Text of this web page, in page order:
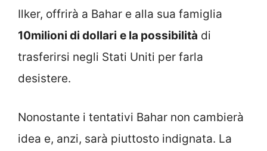
Ilker, offrirà a Bahar e alla sua famiglia
10milioni di dollari e la possibilità di
trasferirsi negli Stati Uniti per farla
desistere.
Nonostante i tentativi Bahar non cambierà
idea e, anzi, sarà piuttosto indignata. La